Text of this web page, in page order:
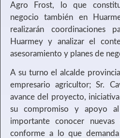
Agro Frost, lo que
negocio también en
realizarán coordinaciones
Huarmey y analizar el
asesoramiento y planes de
A su turno el alcalde
empresario agricultor; Sr.
avance del proyecto,
su compromiso y apoyo
importante conocer
conforme a lo que